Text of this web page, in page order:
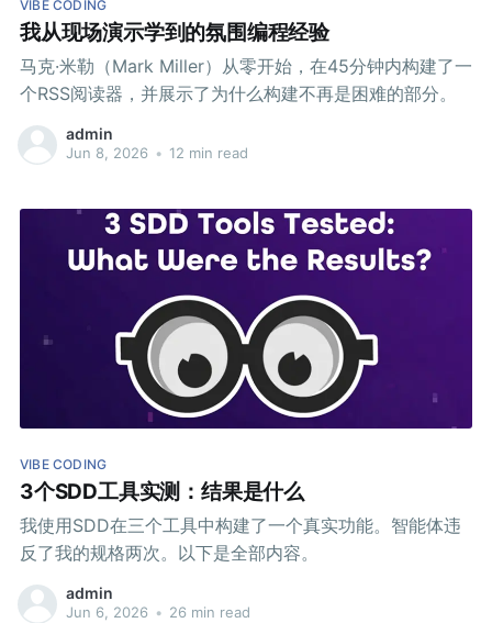
VIBE CODING
我从现场演示学到的氛围编程经验
马克·米勒（Mark Miller）从零开始，在45分钟内构建了一
个RSS阅读器，并展示了为什么构建不再是困难的部分。
admin
Jun 8, 2026 • 12 min read
VIBE CODING
3个SDD工具实测：结果是什么
我使用SDD在三个工具中构建了一个真实功能。智能体违
反了我的规格两次。以下是全部内容。
admin
Jun 6, 2026 • 26 min read